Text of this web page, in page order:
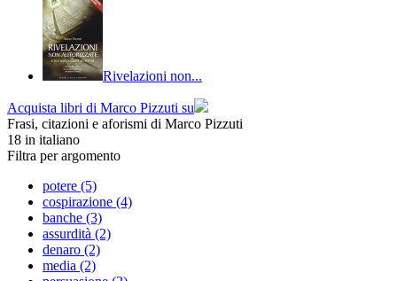
Rivelazioni non...
Acquista libri di Marco Pizzuti su
Frasi, citazioni e aforismi di Marco Pizzuti
18 in italiano
Filtra per argomento
potere (5)
cospirazione (4)
banche (3)
assurdità (2)
denaro (2)
media (2)